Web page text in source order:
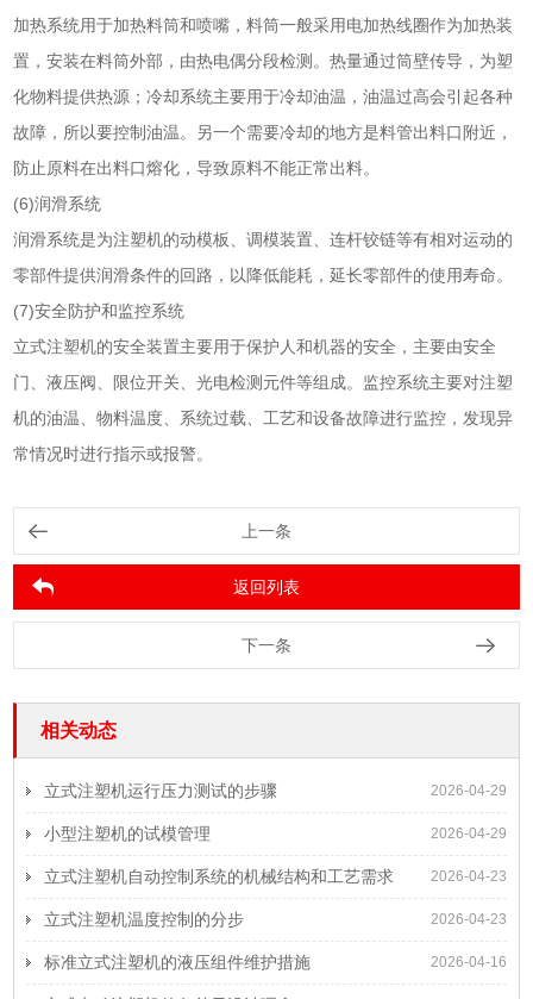
加热系统用于加热料筒和喷嘴，料筒一般采用电加热线圈作为加热装
置，安装在料筒外部，由热电偶分段检测。热量通过筒壁传导，为塑
化物料提供热源；冷却系统主要用于冷却油温，油温过高会引起各种
故障，所以要控制油温。另一个需要冷却的地方是料管出料口附近，
防止原料在出料口熔化，导致原料不能正常出料。
(6)润滑系统
润滑系统是为注塑机的动模板、调模装置、连杆铰链等有相对运动的
零部件提供润滑条件的回路，以降低能耗，延长零部件的使用寿命。
(7)安全防护和监控系统
立式注塑机的安全装置主要用于保护人和机器的安全，主要由安全
门、液压阀、限位开关、光电检测元件等组成。监控系统主要对注塑
机的油温、物料温度、系统过载、工艺和设备故障进行监控，发现异
常情况时进行指示或报警。
上一条
返回列表
下一条
相关动态
2026-04-29
立式注塑机运行压力测试的步骤
2026-04-29
小型注塑机的试模管理
2026-04-23
立式注塑机自动控制系统的机械结构和工艺需求
2026-04-23
立式注塑机温度控制的分步
2026-04-16
标准立式注塑机的液压组件维护措施